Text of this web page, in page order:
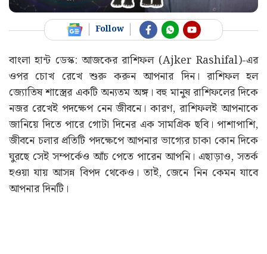
Follow
বাংলা হান্ট ডেস্ক: আজকের রাশিফল (Ajker Rashifal)-এর
ওপর চোখ রেখে শুরু করুন আপনার দিন। রাশিফল হল
জ্যোতিষ শাস্ত্রের একটি অন্যতম অঙ্গ। বহু মানুষ রাশিফলের দিকে
নজর রেখেই পদক্ষেপ নেন জীবনে। কারণ, রাশিফলই আপনাকে
জানিয়ে দিতে পারে গোটা দিনের এক সামগ্রিক ছবি। পাশাপাশি,
জীবনে চলার প্রতিটি পদক্ষেপে আপনার ভাগ্যের চাকা কোন দিকে
ঘুরছে সেই সম্পর্কেও আঁচ পেতে পারেন আপনি। এছাড়াও, সতর্ক
হওয়া যায় আসন্ন বিপদ থেকেও। তাই, জেনে নিন কেমন যাবে
আপনার দিনটি।